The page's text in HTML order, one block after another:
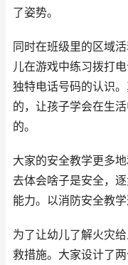
了姿势。
同时在班级里的区域
儿在游戏中练习拨打电
独特电话号码的认识
的，让孩子学会在生
的。
大家的安全教学更多
去体会啥子是安全，
能力。以消防安全教学
为了让幼儿了解火灾
救措施。大家设计了